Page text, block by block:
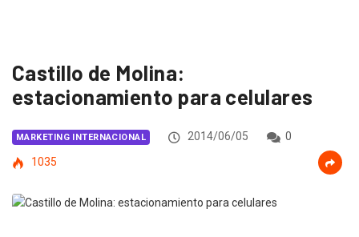
Castillo de Molina:
estacionamiento para celulares
MARKETING INTERNACIONAL 2014/06/05
0
1035